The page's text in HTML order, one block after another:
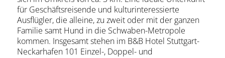
für Geschäftsreisende und kulturinteressierte
Ausflügler, die alleine, zu zweit oder mit der ganzen
Familie samt Hund in die Schwaben-Metropole
kommen. Insgesamt stehen im B&B Hotel Stuttgart-
Neckarhafen 101 Einzel-, Doppel- und